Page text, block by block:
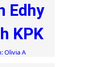
Edhy
KPK
Olivia A